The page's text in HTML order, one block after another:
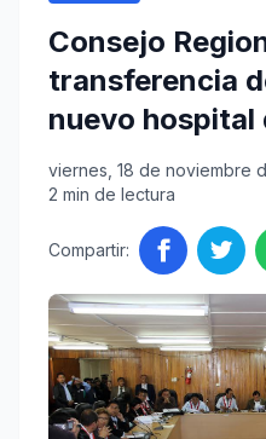
Consejo
transferencia
nuevo hospital
viernes, 18 de noviembre
2 min de lectura
Compartir: